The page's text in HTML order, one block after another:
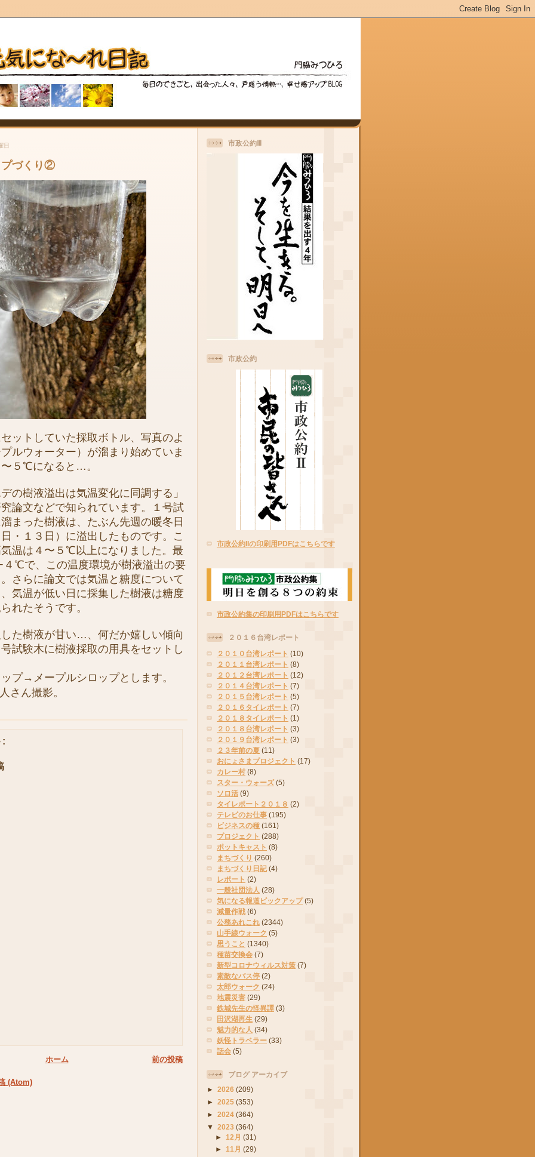
日
プづくり②
ットしていた採取ボトル、写真のよ
ルウォーター）が溜まり始めていま
５℃になると…。
樹液溢出は気温変化に同調する」
論文などで知られています。１号試
まった樹液は、たぶん先週の暖冬日
・１３日）に溢出したものです。こ
温は４〜５℃以上になりました。最
４℃で、この温度環境が樹液溢出の要
さらに論文では気温と糖度について
気温が低い日に採集した樹液は糖度
れたそうです。
た樹液が甘い…、何だか嬉しい傾向
試験木に樹液採取の用具をセットし
プ→メープルシロップとします。
さん撮影。
:
前の投稿
ホーム
(Atom)
市政公約Ⅲ
市政公約
市政公約IIの印刷用PDFはこちらです
市政公約集の印刷用PDFはこちらです
２０１６台湾レポート
２０１０台湾レポート (10)
２０１１台湾レポート (8)
２０１２台湾レポート (12)
２０１４台湾レポート (7)
２０１５台湾レポート (5)
２０１６タイレポート (7)
２０１８タイレポート (1)
２０１８台湾レポート (3)
２０１９台湾レポート (3)
２３年前の夏 (11)
おにょさまプロジェクト (17)
カレー村 (8)
スター・ウォーズ (5)
ソロ活 (9)
タイレポート２０１８ (2)
テレビのお仕事 (195)
ビジネスの種 (161)
プロジェクト (288)
ポットキャスト (8)
まちづくり (260)
まちづくり日記 (4)
レポート (2)
一般社団法人 (28)
気になる報道ピックアップ (5)
減量作戦 (6)
公務あれこれ (2344)
山手線ウォーク (5)
思うこと (1340)
種苗交換会 (7)
新型コロナウィルス対策 (7)
素敵なバス停 (2)
太郎ウォーク (24)
地震災害 (29)
鉄城先生の怪異譚 (3)
田沢湖再生 (29)
魅力的な人 (34)
妖怪トラベラー (33)
話会 (5)
ブログ アーカイブ
► 2026 (209)
► 2025 (353)
► 2024 (364)
▼ 2023 (364)
► 12月(31)
► 11月(29)